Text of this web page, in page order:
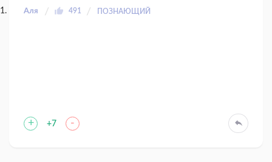
Аля 491 ПОЗНАЮЩИЙ
+ +7 -